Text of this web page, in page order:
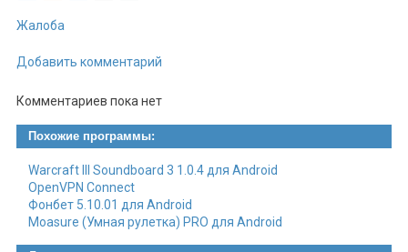
🎨Для зрителей и коллекционеров
современных художников
любимых мастеров
Поиск и открытия: Навигация по работам,
темам и направлениям
🌍Географический охват
Фокус на регионах: Федеральный округ и Гояс
(Бразилия)
Планы расширения: Включение новых
Жалоба
Добавить комментарий
Комментариев пока нет
Похожие программы:
Warcraft III Soundboard 3 1.0.4 для Android
OpenVPN Connect
Фонбет 5.10.01 для Android
Moasure (Умная рулетка) PRO для Android